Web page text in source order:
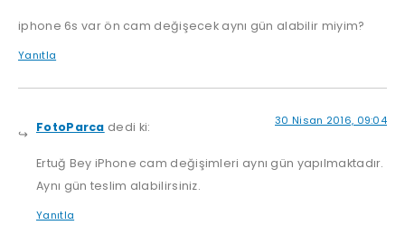
iphone 6s var ön cam değişecek aynı gün alabilir miyim?
Yanıtla
FotoParca dedi ki: 30 Nisan 2016, 09:04
Ertuğ Bey iPhone cam değişimleri aynı gün yapılmaktadır.
Aynı gün teslim alabilirsiniz.
Yanıtla